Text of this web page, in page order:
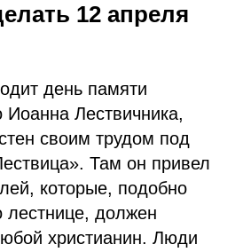
12 апреля
день памяти
Иоанна Лествичника,
своим трудом под
Там он привел
которые, подобно
лестнице, должен
христианин. Люди